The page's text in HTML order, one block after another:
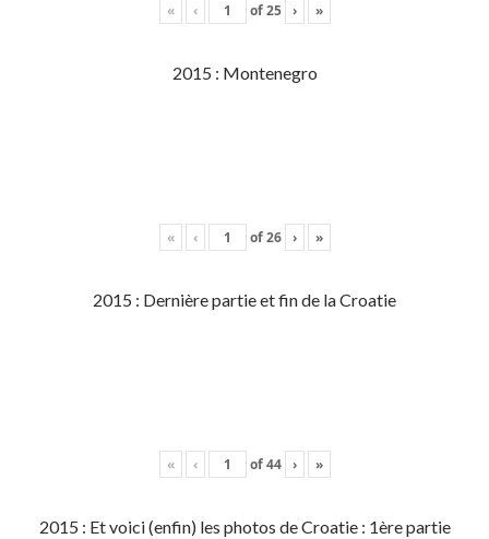
« ‹ of25 › »
2015 : Montenegro
« ‹ of26 › »
2015 : Dernière partie et fin de la Croatie
« ‹ of44 › »
2015 : Et voici (enfin) les photos de Croatie : 1ère partie